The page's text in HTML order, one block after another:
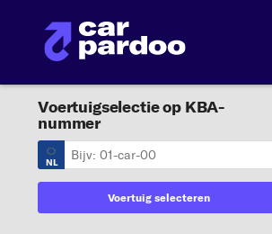
Voertuigselectie op KBA-
nummer
NL
Voertuig selecteren